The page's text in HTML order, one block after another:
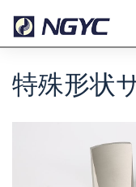
特殊形状